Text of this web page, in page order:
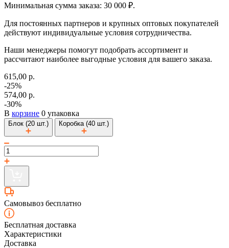
Минимальная сумма заказа: 30 000 ₽.
Для постоянных партнеров и крупных оптовых покупателей
действуют индивидуальные условия сотрудничества.
Наши менеджеры помогут подобрать ассортимент и
рассчитают наиболее выгодные условия для вашего заказа.
615,00 р.
-25%
574,00 р.
-30%
В корзине 0 упаковка
Блок (20 шт.) Коробка (40 шт.)
Самовывоз бесплатно
Бесплатная доставка
Характеристики
Доставка